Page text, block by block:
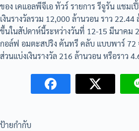
ของ เคแอลพีจีเอ ทัวร์ รายการ รีจูรัน แชม
เงินรางวัลรวม 12,000 ล้านวอน ราว 22.44
ขึ้นในสัปดาห์นี้ระหว่างวันที่ 12-15 มีนาคม
กอล์ฟ อมตะสปริง คันทรี คลับ แบบพาร์ 72
ส่วนแบ่งเงินรางวัล 216 ล้านวอน หรือราว
ป้ายกำกับ